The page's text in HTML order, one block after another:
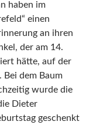
haben im
einen
an ihren
der am 14.
hätte, auf der
dem Baum
wurde die
Dieter
geschenkt